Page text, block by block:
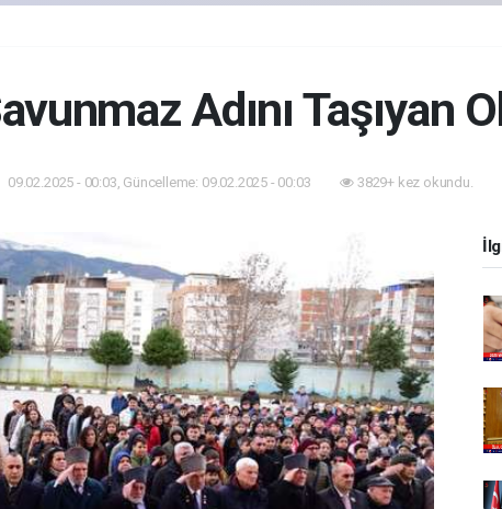
Adını Taşıyan
09.02.2025 - 00:03, Güncelleme: 09.02.2025 - 00:03 3829+ kez okundu.